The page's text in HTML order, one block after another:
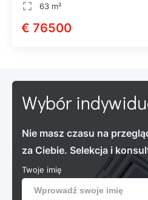
63 m²
€ 76500
Wybór
Nie masz czasu na
za Ciebie. Selekcja i
Twoje imię